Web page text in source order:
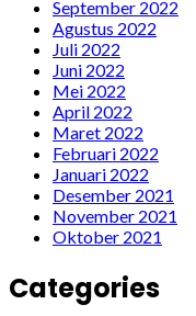
September 2022
Agustus 2022
Juli 2022
Juni 2022
Mei 2022
April 2022
Maret 2022
Februari 2022
Januari 2022
Desember 2021
November 2021
Oktober 2021
Categories